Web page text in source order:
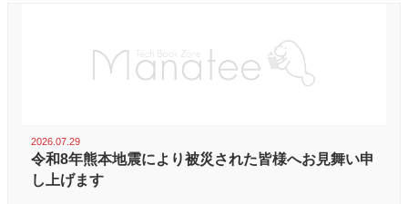
2026.07.29
令和8年熊本地震により被災された皆様へお見舞い申
し上げます